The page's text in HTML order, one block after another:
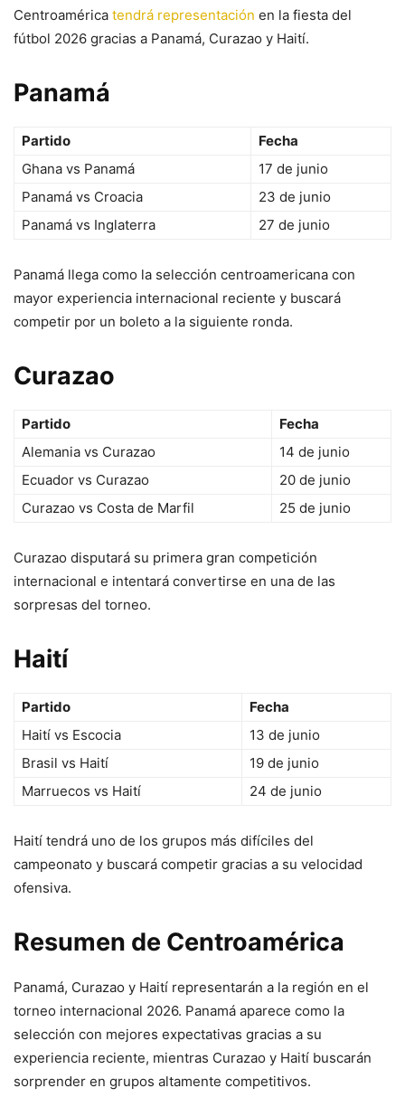
Centroamérica tendrá representación en la fiesta del
fútbol 2026 gracias a Panamá, Curazao y Haití.
Panamá
Partido
Fecha
Ghana vs Panamá
17 de junio
Panamá vs Croacia
23 de junio
Panamá vs Inglaterra
27 de junio
Panamá llega como la selección centroamericana con
mayor experiencia internacional reciente y buscará
competir por un boleto a la siguiente ronda.
Curazao
Partido
Fecha
Alemania vs Curazao
14 de junio
Ecuador vs Curazao
20 de junio
Curazao vs Costa de Marfil
25 de junio
Curazao disputará su primera gran competición
internacional e intentará convertirse en una de las
sorpresas del torneo.
Haití
Partido
Fecha
Haití vs Escocia
13 de junio
Brasil vs Haití
19 de junio
Marruecos vs Haití
24 de junio
Haití tendrá uno de los grupos más difíciles del
campeonato y buscará competir gracias a su velocidad
ofensiva.
Resumen de Centroamérica
Panamá, Curazao y Haití representarán a la región en el
torneo internacional 2026. Panamá aparece como la
selección con mejores expectativas gracias a su
experiencia reciente, mientras Curazao y Haití buscarán
sorprender en grupos altamente competitivos.